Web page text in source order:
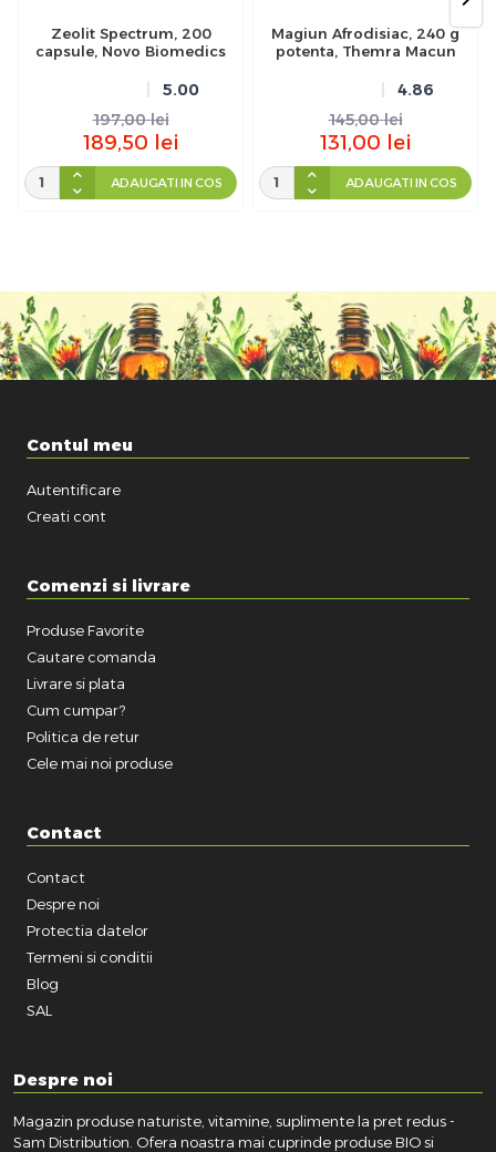
Zeolit Spectrum, 200
capsule, Novo Biomedics
5.00
197,00 lei
189,50 lei
ADAUGATI IN COS
Magiun Afrodisiac, 240 g
potenta, Themra Macun
4.86
145,00 lei
131,00 lei
ADAUGATI IN COS
Contul meu
Autentificare
Creati cont
Comenzi si livrare
Produse Favorite
Cautare comanda
Livrare si plata
Cum cumpar?
Politica de retur
Cele mai noi produse
Contact
Contact
Despre noi
Protectia datelor
Termeni si conditii
Blog
SAL
Despre noi
Magazin produse naturiste, vitamine, suplimente la pret redus -
Sam Distribution. Ofera noastra mai cuprinde produse BIO si